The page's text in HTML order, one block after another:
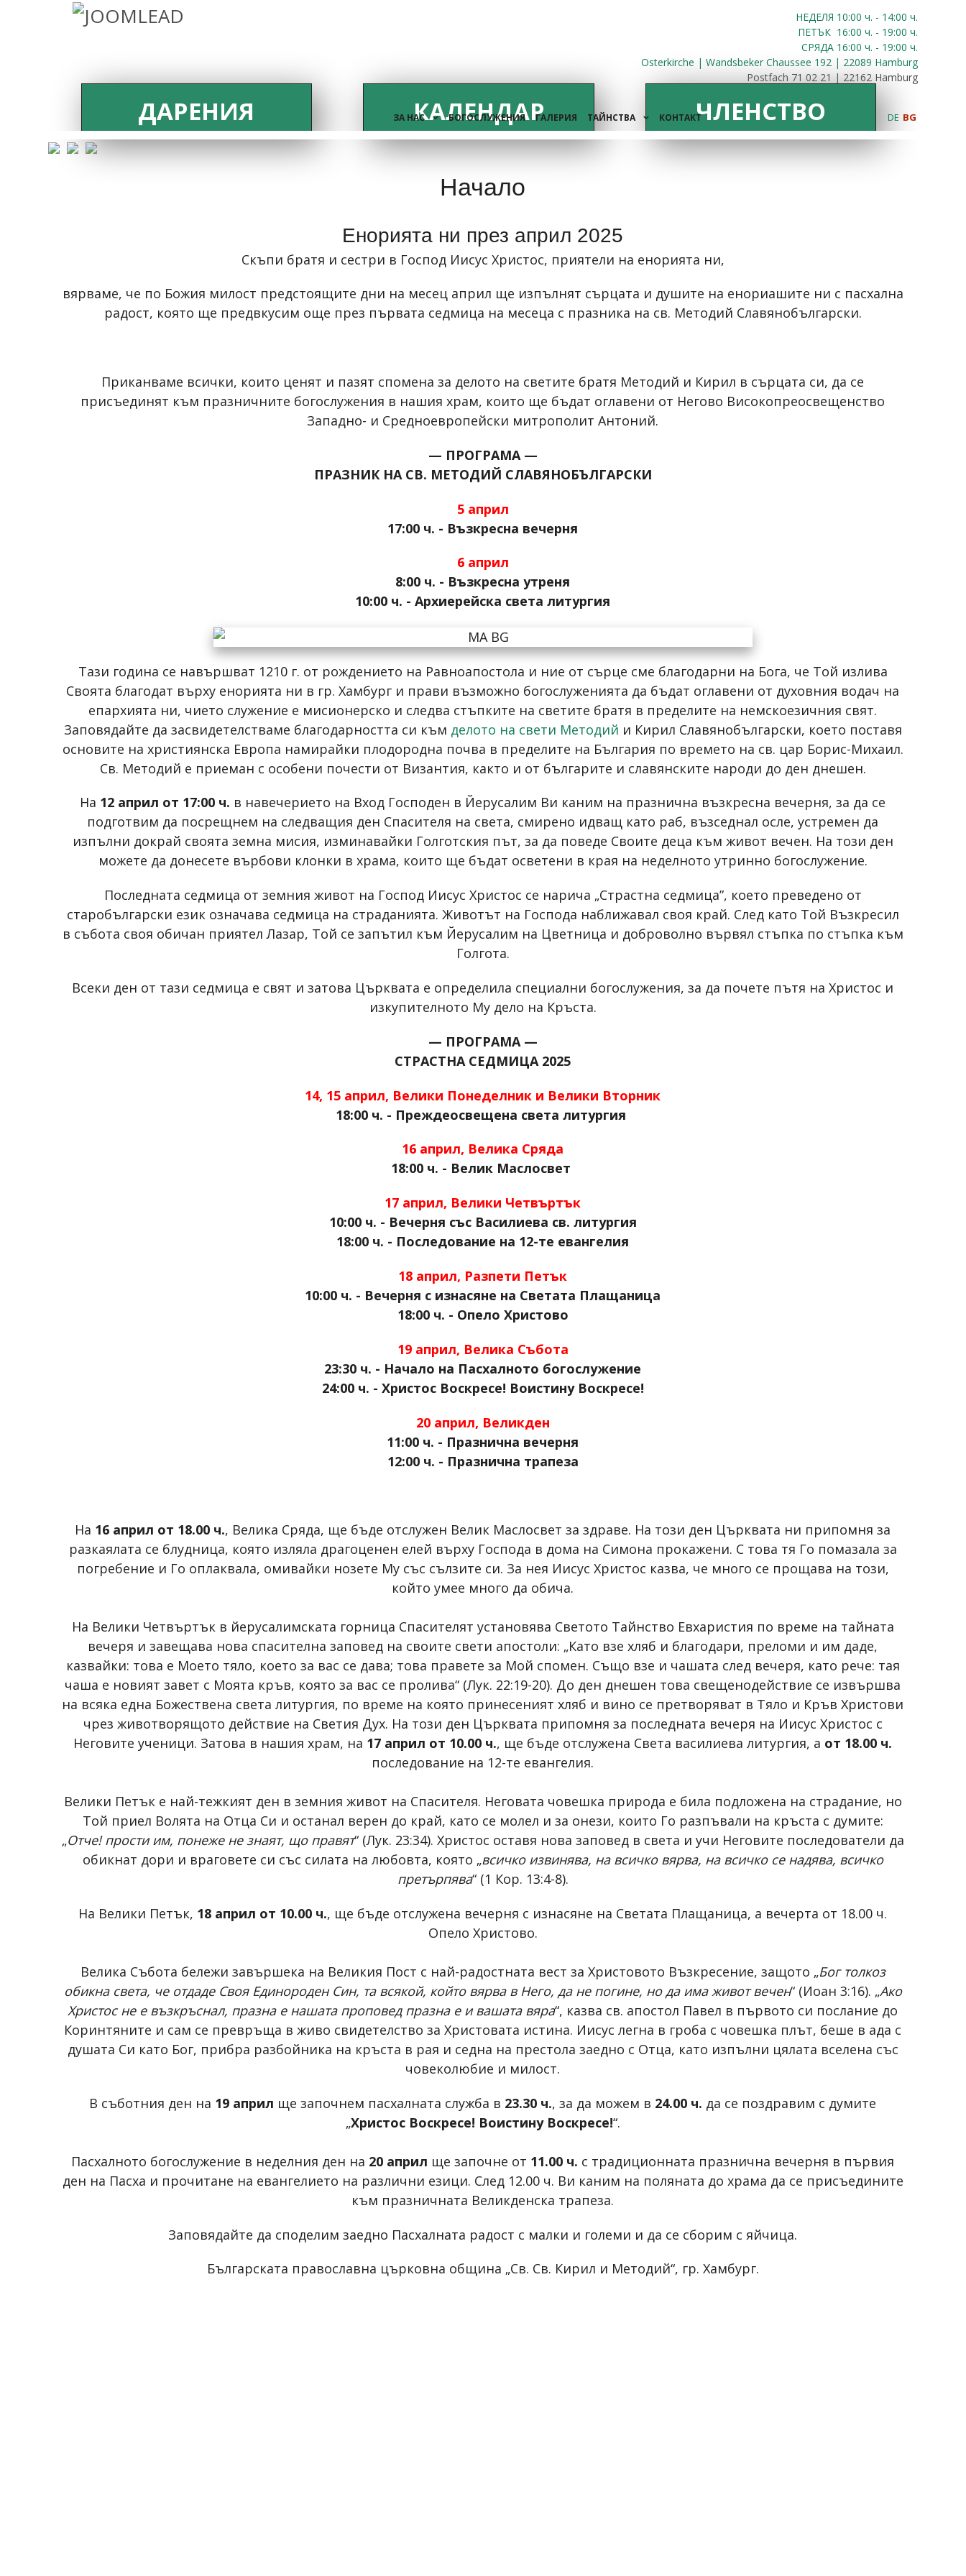
НЕДЕЛЯ 10:00 ч. - 14:00 ч.
ПЕТЪК 16:00 ч. - 19:00 ч.
СРЯДА 16:00 ч. - 19:00 ч.
Osterkirche | Wandsbeker Chaussee 192 | 22089 Hamburg
Postfach 71 02 21 | 22162 Hamburg
ЗА НАС БОГОСЛУЖЕНИЯ ГАЛЕРИЯ ТАЙНСТВА КОНТАКТ DE BG
ДАРЕНИЯ КАЛЕНДАР ЧЛЕНСТВО
Начало
Енорията ни през април 2025
Скъпи братя и сестри в Господ Иисус Христос, приятели на енорията ни,
вярваме, че по Божия милост предстоящите дни на месец април ще изпълнят сърцата и душите на енориашите ни с пасхална
радост, която ще предвкусим още през първата седмица на месеца с празника на св. Методий Славянобългарски.
Приканваме всички, които ценят и пазят спомена за делото на светите братя Методий и Кирил в сърцата си, да се
присъединят към празничните богослужения в нашия храм, които ще бъдат оглавени от Негово Високопреосвещенство
Западно- и Средноевропейски митрополит Антоний.
— ПРОГРАМА —
ПРАЗНИК НА СВ. МЕТОДИЙ СЛАВЯНОБЪЛГАРСКИ
5 април
17:00 ч. - Възкресна вечерня
6 април
8:00 ч. - Възкресна утреня
10:00 ч. - Архиерейска света литургия
Тази година се навършват 1210 г. от рождението на Равноапостола и ние от сърце сме благодарни на Бога, че Той излива
Своята благодат върху енорията ни в гр. Хамбург и прави възможно богослуженията да бъдат оглавени от духовния водач на
епархията ни, чието служение е мисионерско и следва стъпките на светите братя в пределите на немскоезичния свят.
Заповядайте да засвидетелстваме благодарността си към делото на свети Методий и Кирил Славянобългарски, което поставя
основите на християнска Европа намирайки плодородна почва в пределите на България по времето на св. цар Борис-Михаил.
Св. Методий е приеман с особени почести от Византия, както и от българите и славянските народи до ден днешен.
На 12 април от 17:00 ч. в навечерието на Вход Господен в Йерусалим Ви каним на празнична възкресна вечерня, за да се
подготвим да посрещнем на следващия ден Спасителя на света, смирено идващ като раб, възседнал осле, устремен да
изпълни докрай своята земна мисия, изминавайки Голготския път, за да поведе Своите деца към живот вечен. На този ден
можете да донесете върбови клонки в храма, които ще бъдат осветени в края на неделното утринно богослужение.
Последната седмица от земния живот на Господ Иисус Христос се нарича „Страстна седмица”, което преведено от
старобългарски език означава седмица на страданията. Животът на Господа наближавал своя край. След като Той Възкресил
в събота своя обичан приятел Лазар, Той се запътил към Йерусалим на Цветница и доброволно вървял стъпка по стъпка към
Голгота.
Всеки ден от тази седмица е свят и затова Църквата е определила специални богослужения, за да почете пътя на Христос и
изкупителното Му дело на Кръста.
— ПРОГРАМА —
СТРАСТНА СЕДМИЦА 2025
14, 15 април, Велики Понеделник и Велики Вторник
18:00 ч. - Преждеосвещена света литургия
16 април, Велика Сряда
18:00 ч. - Велик Маслосвет
17 април, Велики Четвъртък
10:00 ч. - Вечерня със Василиева св. литургия
18:00 ч. - Последование на 12-те евангелия
18 април, Разпети Петък
10:00 ч. - Вечерня с изнасяне на Светата Плащаница
18:00 ч. - Опело Христово
19 април, Велика Събота
23:30 ч. - Начало на Пасхалното богослужение
24:00 ч. - Христос Воскресе! Воистину Воскресе!
20 април, Великден
11:00 ч. - Празнична вечерня
12:00 ч. - Празнична трапеза
На 16 април от 18.00 ч., Велика Сряда, ще бъде отслужен Велик Маслосвет за здраве. На този ден Църквата ни припомня за
разкаялата се блудница, която изляла драгоценен елей върху Господа в дома на Симона прокажени. С това тя Го помазала за
погребение и Го оплаквала, омивайки нозете Му със сълзите си. За нея Иисус Христос казва, че много се прощава на този,
който умее много да обича.
На Велики Четвъртък в йерусалимската горница Спасителят установява Светото Тайнство Евхаристия по време на тайната
вечеря и завещава нова спасителна заповед на своите свети апостоли: „Като взе хляб и благодари, преломи и им даде,
казвайки: това е Моето тяло, което за вас се дава; това правете за Мой спомен. Също взе и чашата след вечеря, като рече: тая
чаша е новият завет с Моята кръв, която за вас се пролива“ (Лук. 22:19-20). До ден днешен това свещенодействие се извършва
на всяка една Божествена света литургия, по време на която принесеният хляб и вино се претворяват в Тяло и Кръв Христови
чрез животворящото действие на Светия Дух. На този ден Църквата припомня за последната вечеря на Иисус Христос с
Неговите ученици. Затова в нашия храм, на 17 април от 10.00 ч., ще бъде отслужена Света василиева литургия, а от 18.00 ч.
последование на 12-те евангелия.
Велики Петък е най-тежкият ден в земния живот на Спасителя. Неговата човешка природа е била подложена на страдание, но
Той приел Волята на Отца Си и останал верен до край, като се молел и за онези, които Го разпъвали на кръста с думите:
„Отче! прости им, понеже не знаят, що правят“ (Лук. 23:34). Христос оставя нова заповед в света и учи Неговите последователи да
обикнат дори и враговете си със силата на любовта, която „всичко извинява, на всичко вярва, на всичко се надява, всичко
претърпява“ (1 Кор. 13:4-8).
На Велики Петък, 18 април от 10.00 ч., ще бъде отслужена вечерня с изнасяне на Светата Плащаница, а вечерта от 18.00 ч.
Опело Христово.
Велика Събота бележи завършека на Великия Пост с най-радостната вест за Христовото Възкресение, защото „Бог толкоз
обикна света, че отдаде Своя Единороден Син, та всякой, който вярва в Него, да не погине, но да има живот вечен“ (Иоан 3:16). „Ако
Христос не е възкръснал, празна е нашата проповед празна е и вашата вяра“, казва св. апостол Павел в първото си послание до
Коринтяните и сам се превръща в живо свидетелство за Христовата истина. Иисус легна в гроба с човешка плът, беше в ада с
душата Си като Бог, прибра разбойника на кръста в рая и седна на престола заедно с Отца, като изпълни цялата вселена със
човеколюбие и милост.
В съботния ден на 19 април ще започнем пасхалната служба в 23.30 ч., за да можем в 24.00 ч. да се поздравим с думите
„Христос Воскресе! Воистину Воскресе!“.
Пасхалното богослужение в неделния ден на 20 април ще започне от 11.00 ч. с традиционната празнична вечерня в първия
ден на Пасха и прочитане на евангелието на различни езици. След 12.00 ч. Ви каним на поляната до храма да се присъедините
към празничната Великденска трапеза.
Заповядайте да споделим заедно Пасхалната радост с малки и големи и да се сборим с яйчица.
Българската православна църковна община „Св. Св. Кирил и Методий“, гр. Хамбург.